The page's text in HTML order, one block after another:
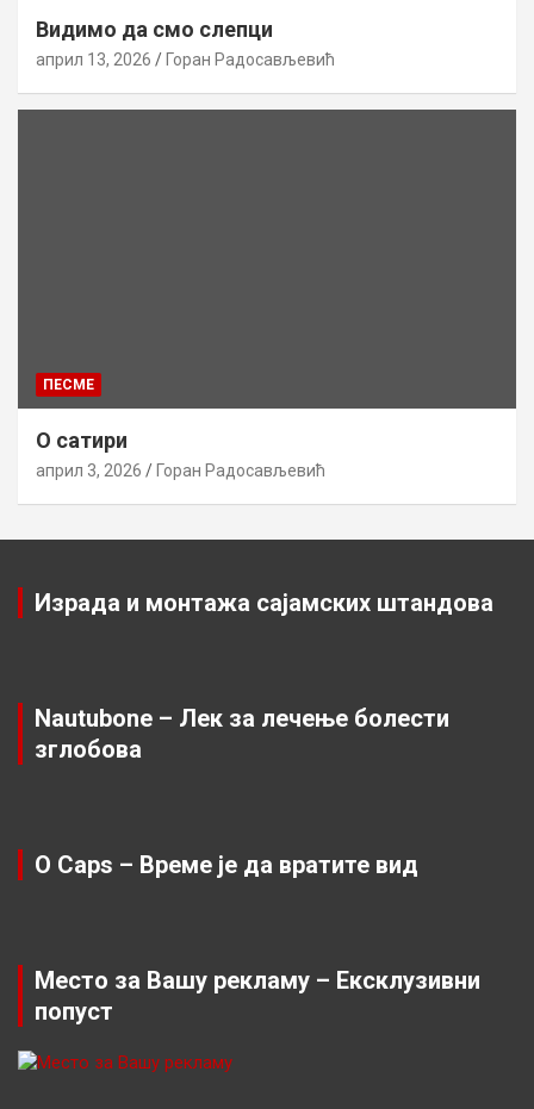
Видимо да смо слепци
април 13, 2026 Горан Радосављевић
ПЕСМЕ
О сатири
април 3, 2026 Горан Радосављевић
Израда и монтажа сајамских штандова
Nautubone – Лек за лечење болести
зглобова
O Caps – Време је да вратите вид
Место за Вашу рекламу – Ексклузивни
попуст